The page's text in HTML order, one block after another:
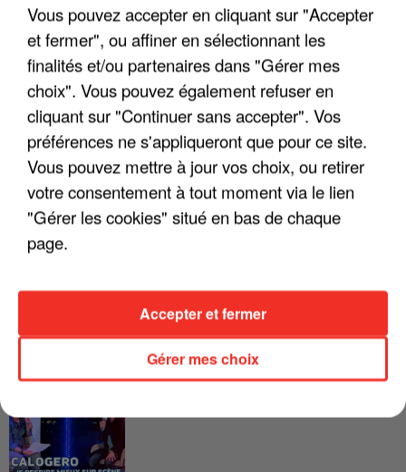
"JE SUIS À DISPOSITION DES
ENFOIRÉS"
"ON A TOUS LE TRAC"
PARFAITS"
Vous pouvez accepter en cliquant sur "Accepter
et fermer", ou affiner en sélectionnant les
finalités et/ou partenaires dans "Gérer mes
choix". Vous pouvez également refuser en
cliquant sur "Continuer sans accepter". Vos
préférences ne s'appliqueront que pour ce site.
Vous pouvez mettre à jour vos choix, ou retirer
votre consentement à tout moment via le lien
"Gérer les cookies" situé en bas de chaque
page.
Gérer mes choix
Accepter et fermer